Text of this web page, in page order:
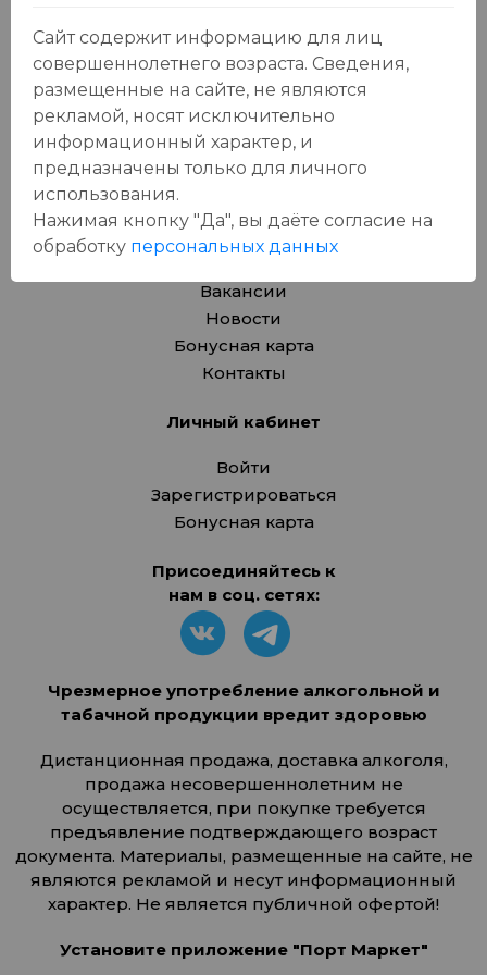
Товары для дома, игрушки
Крепкие напитки
Вина
Пиво, сидр
Товары для животных
Подарочные карты
О компании
Вакансии
Новости
Бонусная карта
Контакты
Личный кабинет
Войти
Зарегистрироваться
Бонусная карта
Присоединяйтесь к
нам в соц. сетях:
Чрезмерное употребление алкогольной и
табачной продукции вредит здоровью
Дистанционная продажа, доставка алкоголя,
продажа несовершеннолетним не
осуществляется, при покупке требуется
предъявление подтверждающего возраст
документа. Материалы, размещенные на сайте, не
являются рекламой и несут информационный
характер. Не является публичной офертой!
Установите приложение "Порт Маркет"
Сайт содержит информацию для лиц
совершеннолетнего возраста. Сведения,
размещенные на сайте, не являются
рекламой, носят исключительно
информационный характер, и
предназначены только для личного
использования.
Нажимая кнопку "Да", вы даёте cогласие на
обработку персональных данных